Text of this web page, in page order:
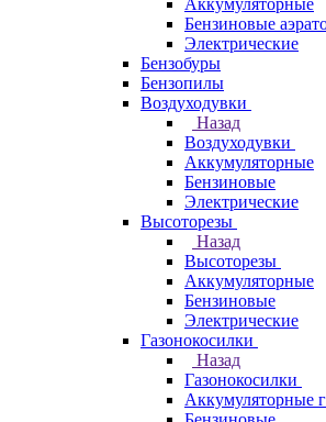
Аккумуляторные
Бензиновые
Электрические
Бензобуры
Бензопилы
Воздуходувки
Назад
Воздуходувки
Аккумуляторные
Бензиновые
Электрические
Высоторезы
Назад
Высоторезы
Аккумуляторные
Бензиновые
Электрические
Газонокосилки
Назад
Газонокосилки
Аккумуляторные